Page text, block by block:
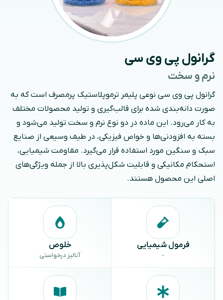
گرانول پی وی سی
نرم و سخت
گرانول پی‌ وی‌ سی نوعی پلیمر ترموپلاستیک پرمصرف است که به‌
صورت دانه‌بندی شده برای قالب‌گیری و تولید محصولات مختلف
به کار می‌رود. این ماده در دو نوع نرم و سخت تولید می‌شود و
بسته به افزودنی‌ها و خواص فیزیکی، در طیف وسیعی از صنایع
سبک و سنگین مورد استفاده قرار می‌گیرد. مقاومت شیمیایی،
استحکام مکانیکی و قابلیت شکل‌پذیری بالا از جمله ویژگی‌های
اصلی این محصول هستند.
خلوص
آنالیز درخواستی
فرمول شیمیایی
-